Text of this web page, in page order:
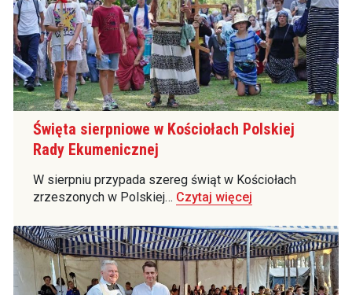
Święta sierpniowe w Kościołach Polskiej
Rady Ekumenicznej
W sierpniu przypada szereg świąt w Kościołach
zrzeszonych w Polskiej… Czytaj więcej